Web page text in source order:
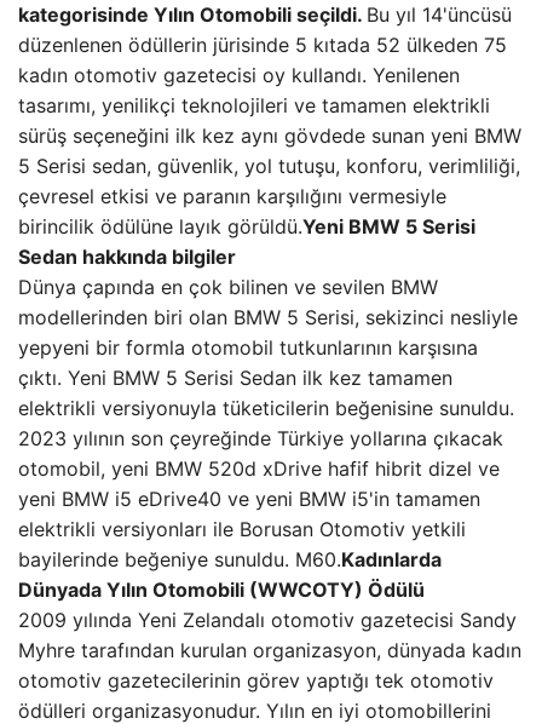
kategorisinde Yılın Otomobili seçildi. Bu yıl 14'üncüsü
düzenlenen ödüllerin jürisinde 5 kıtada 52 ülkeden 75
kadın otomotiv gazetecisi oy kullandı. Yenilenen
tasarımı, yenilikçi teknolojileri ve tamamen elektrikli
sürüş seçeneğini ilk kez aynı gövdede sunan yeni BMW
5 Serisi sedan, güvenlik, yol tutuşu, konforu, verimliliği,
çevresel etkisi ve paranın karşılığını vermesiyle
birincilik ödülüne layık görüldü.Yeni BMW 5 Serisi
Sedan hakkında bilgiler
Dünya çapında en çok bilinen ve sevilen BMW
modellerinden biri olan BMW 5 Serisi, sekizinci nesliyle
yepyeni bir formla otomobil tutkunlarının karşısına
çıktı. Yeni BMW 5 Serisi Sedan ilk kez tamamen
elektrikli versiyonuyla tüketicilerin beğenisine sunuldu.
2023 yılının son çeyreğinde Türkiye yollarına çıkacak
otomobil, yeni BMW 520d xDrive hafif hibrit dizel ve
yeni BMW i5 eDrive40 ve yeni BMW i5'in tamamen
elektrikli versiyonları ile Borusan Otomotiv yetkili
bayilerinde beğeniye sunuldu. M60.Kadınlarda
Dünyada Yılın Otomobili (WWCOTY) Ödülü
2009 yılında Yeni Zelandalı otomotiv gazetecisi Sandy
Myhre tarafından kurulan organizasyon, dünyada kadın
otomotiv gazetecilerinin görev yaptığı tek otomotiv
ödülleri organizasyonudur. Yılın en iyi otomobillerini